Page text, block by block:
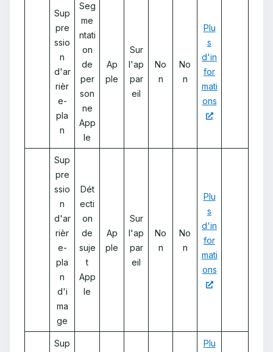
Sup
pre
ssio
n
d'ar
rièr
e-
pla
n
Seg
me
ntati
on
de
per
son
ne
App
le
Ap
ple
Sur
l'ap
par
eil
No
n
No
n
Plu
s
d'in
for
mati
ons
Sup
pre
ssio
n
d'ar
rièr
e-
pla
n
d'i
ma
ge
Dét
ecti
on
de
suje
t
App
le
Ap
ple
Sur
l'ap
par
eil
No
n
No
n
Plu
s
d'in
for
mati
ons
Sup
Plu